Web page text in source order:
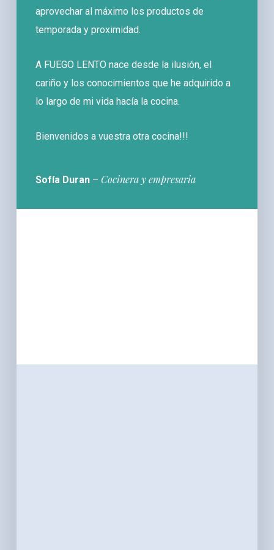
aprovechar al máximo los productos de
temporada y proximidad.
A FUEGO LENTO nace desde la ilusión, el
cariño y los conocimientos que he adquirido a
lo largo de mi vida hacía la cocina.
Bienvenidos a vuestra otra cocina!!!
Sofía Duran –Cocinera y empresaria